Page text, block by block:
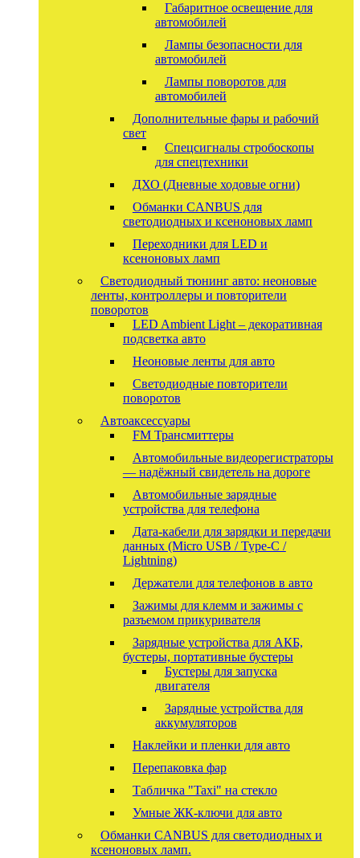
Габаритное освещение для
автомобилей
Лампы безопасности для
автомобилей
Лампы поворотов для
автомобилей
Дополнительные фары и рабочий
свет
Спецсигналы стробоскопы
для спецтехники
ДХО (Дневные ходовые огни)
Обманки CANBUS для
светодиодных и ксеноновых ламп
Переходники для LED и
ксеноновых ламп
Светодиодный тюнинг авто: неоновые
ленты, контроллеры и повторители
поворотов
LED Ambient Light – декоративная
подсветка авто
Неоновые ленты для авто
Светодиодные повторители
поворотов
Автоаксессуары
FM Трансмиттеры
Автомобильные видеорегистраторы
— надёжный свидетель на дороге
Автомобильные зарядные
устройства для телефона
Дата-кабели для зарядки и передачи
данных (Micro USB / Type-C /
Lightning)
Держатели для телефонов в авто
Зажимы для клемм и зажимы с
разъемом прикуривателя
Зарядные устройства для АКБ,
бустеры, портативные бустеры
Бустеры для запуска
двигателя
Зарядные устройства для
аккумуляторов
Наклейки и пленки для авто
Перепаковка фар
Табличка "Taxi" на стекло
Умные ЖК-ключи для авто
Обманки CANBUS для светодиодных и
ксеноновых ламп.